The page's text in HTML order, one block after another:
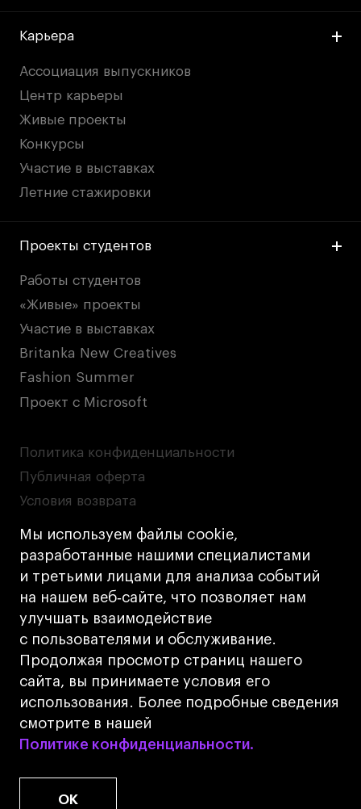
Мы используем файлы cookie,
разработанные нашими специалистами
и третьими лицами для анализа событий
на нашем веб‑сайте, что позволяет нам
улучшать взаимодействие
с пользователями и обслуживание.
Продолжая просмотр страниц нашего
сайта, вы принимаете условия его
использования. Более подробные сведения
смотрите в нашей
Политике конфиденциальности.
Политике конфиденциальности.
OK
Карьера
Ассоциация выпускников
Центр карьеры
Живые проекты
Конкурсы
Участие в выставках
Летние стажировки
Проекты студентов
Работы студентов
«Живые» проекты
Участие в выставках
Britanka New Creatives
Fashion Summer
Проект с Microsoft
© 2026 БВШД
Политика конфиденциальности
Публичная оферта
Условия возврата
Кредит на образование с господдержкой
Лицензия на осуществление образовательной
деятельности АНО ВО «Универсальный
Университет»
Карта сайта
Дизайн
Разработка